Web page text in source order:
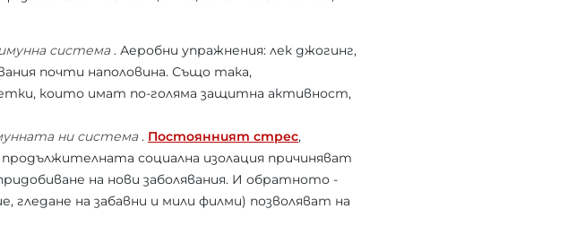
система. Аеробни упражнения: лек джогинг,
почти наполовина. Също така,
които имат по-голяма защитна активност,
ни система. Постоянният стрес,
социална изолация причиняват
на нови заболявания. И обратното -
на забавни и мили филми) позволяват на